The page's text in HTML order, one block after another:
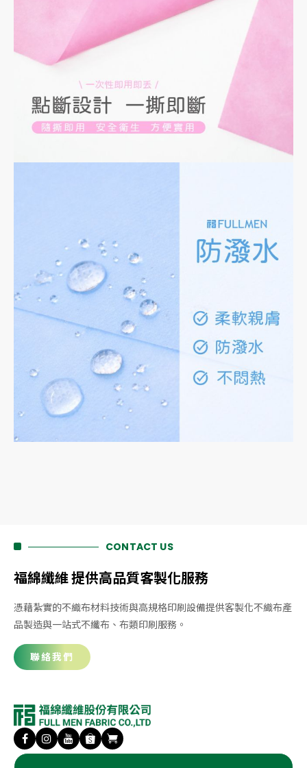
CONTACT US
福綿纖維 提供高品質客製化服務
憑藉紮實的不織布材料技術與高規格印刷設備提供客製化不織布產
品製造與一站式不纖布、布類印刷服務。
聯絡我們